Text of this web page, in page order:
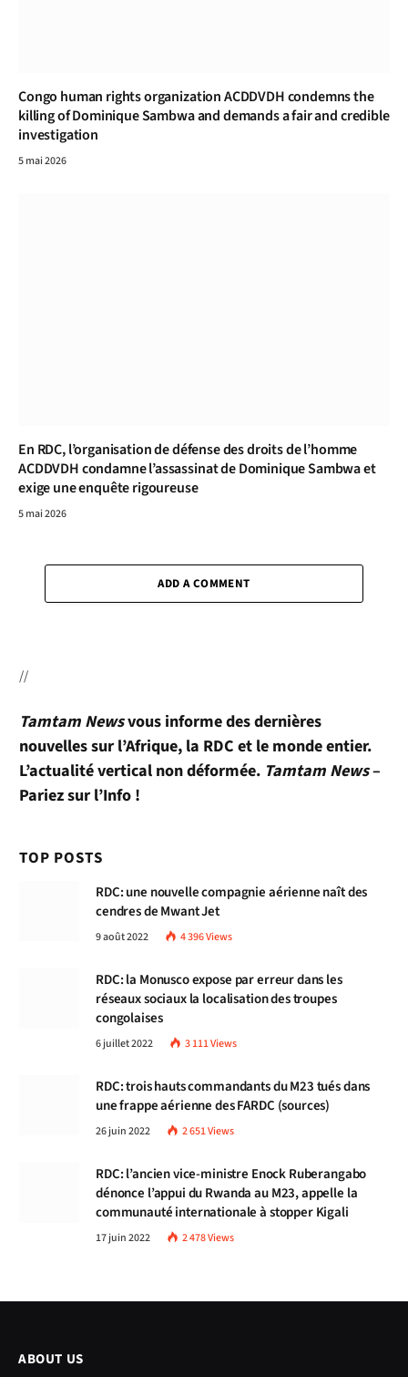
Congo human rights organization ACDDVDH condemns the
killing of Dominique Sambwa and demands a fair and credible
investigation
5 mai 2026
En RDC, l’organisation de défense des droits de l’homme
ACDDVDH condamne l’assassinat de Dominique Sambwa et
exige une enquête rigoureuse
5 mai 2026
ADD A COMMENT
//
Tamtam Newsvous informe des dernières
nouvelles sur l’Afrique, la RDC et le monde entier.
L’actualité vertical non déformée. Tamtam News–
Pariez sur l’Info !
TOP POSTS
RDC: une nouvelle compagnie aérienne naît des
cendres de Mwant Jet
9 août 2022 4 396Views
RDC: la Monusco expose par erreur dans les
réseaux sociaux la localisation des troupes
congolaises
6 juillet 2022 3 111Views
RDC: trois hauts commandants du M23 tués dans
une frappe aérienne des FARDC (sources)
26 juin 2022 2 651Views
RDC: l’ancien vice-ministre Enock Ruberangabo
dénonce l’appui du Rwanda au M23, appelle la
communauté internationale à stopper Kigali
17 juin 2022 2 478Views
ABOUT US